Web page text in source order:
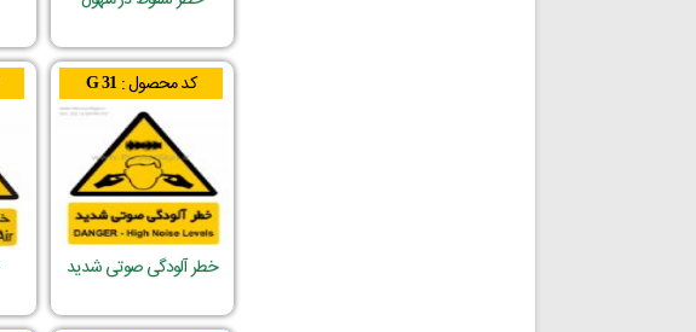
کد محصول :G 31
خطر آلودگی صوتی شدید